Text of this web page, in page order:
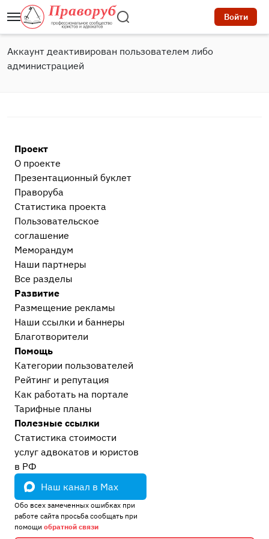
Войти
Аккаунт деактивирован пользователем либо
администрацией
Проект
О проекте
Презентационный букл​ет
Праворуба
Статистика проекта
Пользовательское
соглашение
Меморандум
Наши партнеры
Все разделы
Развитие
Размещение рекламы
Наши ссылки и баннеры
Благотворители
Помощь
Категории пользователей
Рейтинг и репутация
Как работать на портале
Тарифные планы
Полезные ссылки
Статистика стоимости
услуг адвокатов и юристов
в РФ
Наш канал в Max
Обо всех замеченных ошибках при
работе сайта просьба сообщать при
помощи обратной связи